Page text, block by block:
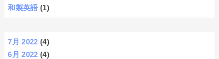
和製英語 (1)
7月 2022 (4)
6月 2022 (4)